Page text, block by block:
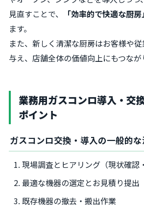
見直すことで、
「効率的で快適な厨房」
ます。
また、新しく清潔な厨房はお客様や
与え、店舗全体の価値向上にもつなが
業務用ガスコンロ導入・交
ポイント
ガスコンロ交換・導入の一般的
現場調査とヒアリング（現状確認
最適な機器の選定とお見積り提出
既存機器の撤去・搬出作業